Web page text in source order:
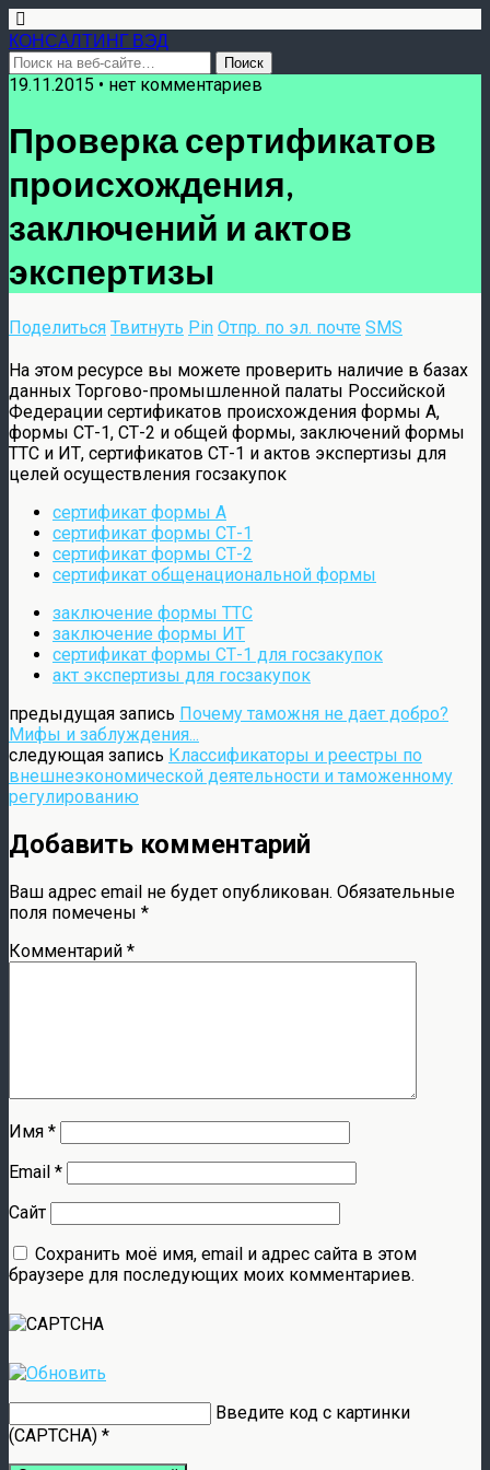
КОНСАЛТИНГ ВЭД
19.11.2015 • нет комментариев
Проверка сертификатов
происхождения,
заключений и актов
экспертизы
Поделиться Твитнуть Pin Отпр. по эл. почте SMS
На этом ресурсе вы можете проверить наличие в базах
данных Торгово-промышленной палаты Российской
Федерации сертификатов происхождения формы А,
формы СТ-1, СТ-2 и общей формы, заключений формы
ТТС и ИТ, сертификатов СТ-1 и актов экспертизы для
целей осуществления госзакупок
сертификат формы А
сертификат формы СТ-1
сертификат формы СТ-2
сертификат общенациональной формы
заключение формы ТТС
заключение формы ИТ
сертификат формы СТ-1 для госзакупок
акт экспертизы для госзакупок
предыдущая запись Почему таможня не дает добро?
Мифы и заблуждения...
следующая запись Классификаторы и реестры по
внешнеэкономической деятельности и таможенному
регулированию
Добавить комментарий
Ваш адрес email не будет опубликован. Обязательные
поля помечены *
Комментарий *
Имя *
Email *
Сайт
Сохранить моё имя, email и адрес сайта в этом
браузере для последующих моих комментариев.
Введите код с картинки
(CAPTCHA) *